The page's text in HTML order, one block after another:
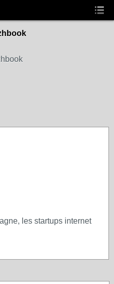
les startups internet